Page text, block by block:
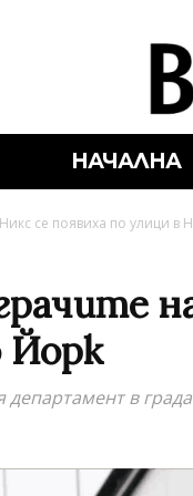
НАЧАЛНА
се появиха по улици в
Йорк
в града